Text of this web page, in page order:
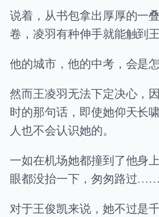
说着，从书包拿出厚厚的一
卷，凌羽有种伸手就能触到
他的城市，他的中考，会是
然而王凌羽无法下定决心，
时的那句话，即使她仰天长
人也不会认识她的。
一如在机场她都撞到了他身
眼都没抬一下，匆匆路过……
对于王俊凯来说，她不过是